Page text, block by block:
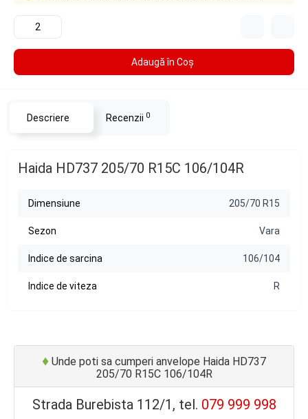
Adaugă în Coş
Descriere Recenzii 0
Haida HD737 205/70 R15C 106/104R
Dimensiune 205/70 R15
Sezon Vara
Indice de sarcina 106/104
Indice de viteza R
♦ Unde poti sa cumperi anvelope Haida HD737
205/70 R15C 106/104R
Strada Burebista 112/1, tel. 079 999 998